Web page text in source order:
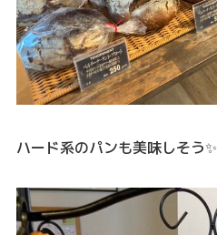
ハード系のパンも美味しそう✨